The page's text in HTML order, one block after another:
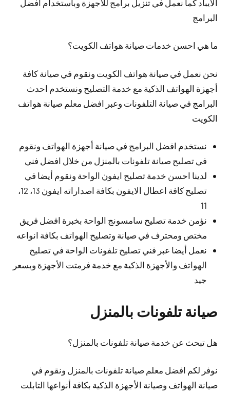
الايباد كما نعمل في تنزيل برامج للأجهزة وباستخدام افضل
البرامج
ما هي احسن خدمات صيانة هواتف الكويت؟
نحن نعمل في صيانة هواتف الكويت ونقوم في صيانة كافة
أجهزة الهواتف الذكية مع خدمة التصليح ونستخدم احدث
البرامج في صيانة التلفونات وعبر افضل معلم صيانة هواتف
الكويت
نستخدم افضل البرامج في صيانة أجهزة الهواتف ونقوم
في تصليح صيانة تلفونات بالمنزل من خلال افضل فني
لدينا احسن خدمة تصليح ايفون الواحة ونقوم أيضا في
تصليح كافة اعطال الايفون بكافة اصداراته ايفون 13، 12،
11
نؤمن خدمة تصليح سامسونج الواحة بخبرة افضل فريق
مختص ومحترف في صيانة وتصليح الهواتف بكافة انواعه
نعمل أيضا عبر فني تصليح تلفونات الواحة في تصليح
الهواتف والأجهزة الذكية مع خدمة فرمتت الأجهزة وبسعر
جيد
صيانة تلفونات بالمنزل
هل تبحث عن خدمة صيانة تلفونات بالمنزل؟
نوفر لكم افضل معلم صيانة تلفونات بالمنزل ونقوم في
صيانة الهواتف وصيانة الأجهزة الذكية بكافة أنواعها التابلت